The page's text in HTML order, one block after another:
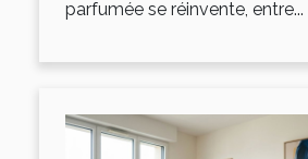
parfumée se réinvente, entre...